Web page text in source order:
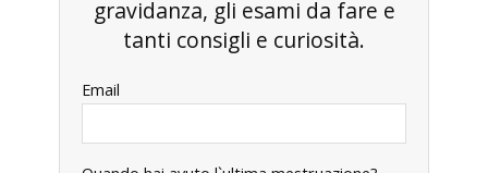
gravidanza, gli esami da fare e
tanti consigli e curiosità.
Email